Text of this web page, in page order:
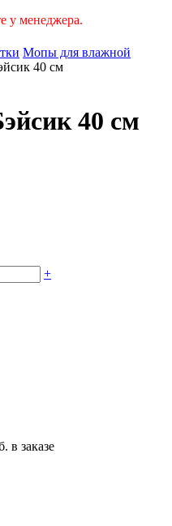
у менеджера.
Мопы для влажной
40 см
40 см
+
в заказе